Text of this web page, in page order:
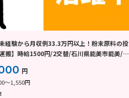
経験から月収例33.3万円以上！粉末原料の投
搬】時給1500円/2交替/石川県能美市能美/4
円
～1,550円